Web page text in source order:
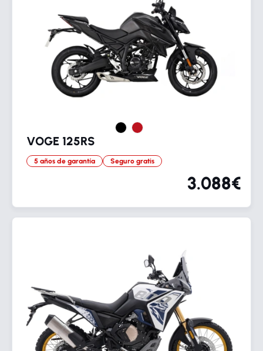
VOGE 125RS
5 años de garantía Seguro gratis
3.088€